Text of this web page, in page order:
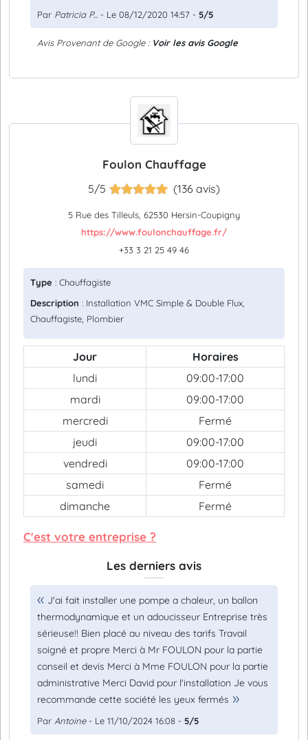
Par Patricia P... - Le 08/12/2020 14:57 - 5/5
Avis Provenant de Google : Voir les avis Google
Foulon Chauffage
5/5 (136 avis)
5 Rue des Tilleuls, 62530 Hersin-Coupigny
https://www.foulonchauffage.fr/
+33 3 21 25 49 46
Type : Chauffagiste
Description : Installation VMC Simple & Double Flux,
Chauffagiste, Plombier
Jour
Horaires
lundi
09:00-17:00
mardi
09:00-17:00
mercredi
Fermé
jeudi
09:00-17:00
vendredi
09:00-17:00
samedi
Fermé
dimanche
Fermé
C'est votre entreprise ?
Les derniers avis
J'ai fait installer une pompe a chaleur, un ballon
thermodynamique et un adoucisseur Entreprise très
sérieuse!! Bien placé au niveau des tarifs Travail
soigné et propre Merci à Mr FOULON pour la partie
conseil et devis Merci à Mme FOULON pour la partie
administrative Merci David pour l'installation Je vous
recommande cette société les yeux fermés
Par Antoine- Le 11/10/2024 16:08 - 5/5